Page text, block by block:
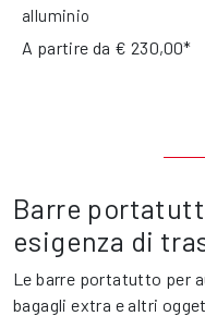
alluminio
A partire da € 230,00*
Barre
esigenza di
Le barre portatutto per
bagagli extra e altri